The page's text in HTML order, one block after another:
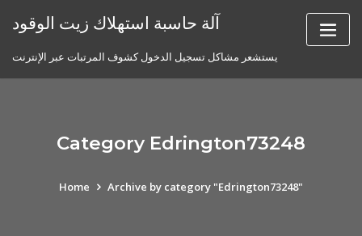
آلة حاسبة استهلاك زيت الوقود
يستشعر مشاكل تسجيل الدخول كشوف المرتبات عبر الإنترنت
Category Edrington73248
Home Archive by category "Edrington73248"